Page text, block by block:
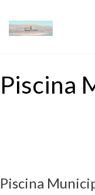
Piscina
Piscina